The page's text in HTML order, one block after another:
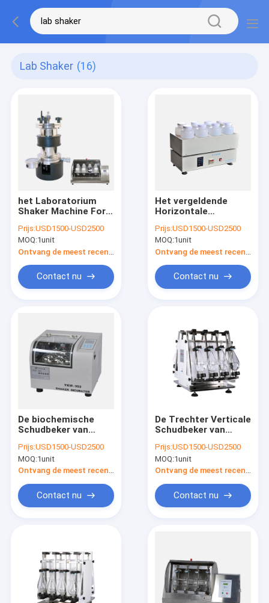
Lab Shaker (16)
het Laboratorium
Shaker Machine For
van 0-60psi TCLP
Prijs:USD1500-USD2500
MOQ:1unit
Contact nu
Het vergeldende
Horizontale
Machine And Mixers
van 2L
Prijs:USD1500-USD2500
MOQ:1unit
Contact nu
De biochemische
Schudbeker van
Thermomicroplate,
34L 26mm
Thermostatische
Prijs:USD1500-USD2500
MOQ:1unit
Contact nu
De Trechter Verticale
Schudbeker van
voor de Vloeibare
Vloeibare Fabrikant
van de
Prijs:USD1500-USD2500
MOQ:1unit
Contact nu